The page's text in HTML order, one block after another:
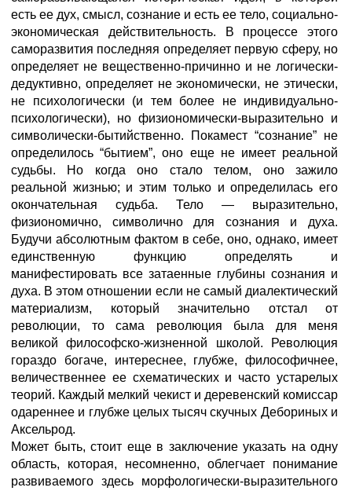
есть ее дух, смысл, сознание и есть ее тело, социально-
экономическая действительность. В процессе этого
саморазвития последняя определяет первую сферу, но
определяет не вещественно-причинно и не логически-
дедуктивно, определяет не экономически, не этически,
не психологически (и тем более не индивидуально-
психологически), но физиономически-выразительно и
символически-бытийственно. Покамест “сознание” не
определилось “бытием”, оно еще не имеет реальной
судьбы. Но когда оно стало телом, оно зажило
реальной жизнью; и этим только и определилась его
окончательная судьба. Тело — выразительно,
физиономично, символично для сознания и духа.
Будучи абсолютным фактом в себе, оно, однако, имеет
единственную функцию определять и
манифестировать все затаенные глубины сознания и
духа. В этом отношении если не самый диалектический
материализм, который значительно отстал от
революции, то сама революция была для меня
великой философско-жизненной школой. Революция
гораздо богаче, интереснее, глубже, философичнее,
величественнее ее схематических и часто устарелых
теорий. Каждый мелкий чекист и деревенский комиссар
одареннее и глубже целых тысяч скучных Дебориных и
Аксельрод.
Может быть, стоит еще в заключение указать на одну
область, которая, несомненно, облегчает понимание
развиваемого здесь морфологически-выразительного